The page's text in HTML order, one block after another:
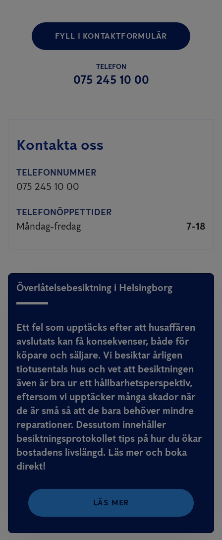
FYLL I KONTAKTFORMULÄR
TELEFON
075 245 10 00
Kontakta oss
TELEFONNUMMER
075 245 10 00
TELEFONÖPPETTIDER
Måndag-fredag 7-18
Överlåtelsebesiktning i Helsingborg
Ett fel som upptäcks efter att husaffären
avslutats kan få konsekvenser, både för
köpare och säljare. Vi besiktar årligen
tiotusentals hus och vet att besiktningen
även är bra ur ett hållbarhetsperspektiv,
eftersom vi upptäcker många skador när
de är små så att de bara behöver mindre
reparationer. Dessutom innehåller
besiktningsprotokollet tips på hur du ökar
bostadens livslängd. Läs mer och boka
direkt!
LÄS MER